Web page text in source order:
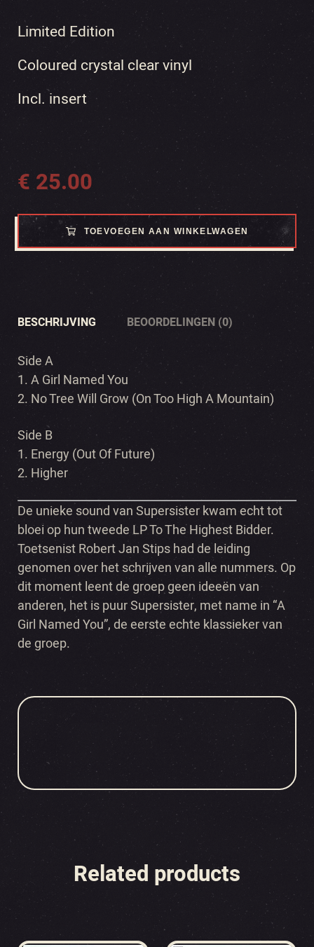
Limited Edition
Coloured crystal clear vinyl
Incl. insert
€25.00
TOEVOEGEN AAN WINKELWAGEN
BESCHRIJVING BEOORDELINGEN (0)
Side A
1. A Girl Named You
2. No Tree Will Grow (On Too High A Mountain)
Side B
1. Energy (Out Of Future)
2. Higher
De unieke sound van Supersister kwam echt tot
bloei op hun tweede LP To The Highest Bidder.
Toetsenist Robert Jan Stips had de leiding
genomen over het schrijven van alle nummers. Op
dit moment leent de groep geen ideeën van
anderen, het is puur Supersister, met name in “A
Girl Named You”, de eerste echte klassieker van
de groep.
Related products